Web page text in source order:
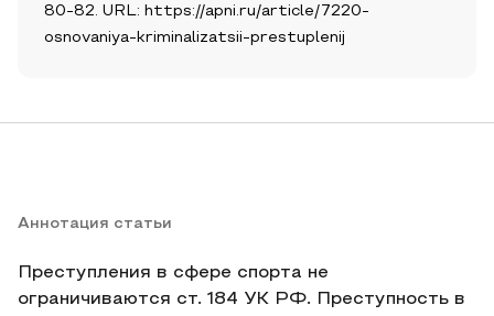
80-82. URL: https://apni.ru/article/7220-
osnovaniya-kriminalizatsii-prestuplenij
Аннотация статьи
Преступления в сфере спорта не
ограничиваются ст. 184 УК РФ. Преступность в